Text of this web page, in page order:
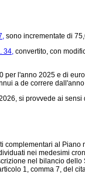
sono incrementate di
34, convertito, con
per l'anno 2025 e di
a de correre
si provvede ai sensi
al Piano
nei medesimi
nel bilancio
1, comma 7, del